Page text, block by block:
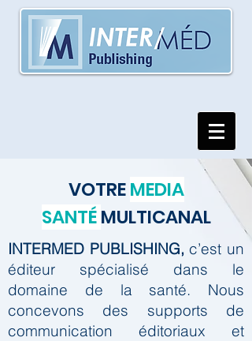
VOTREMEDIA
SANTÉMULTICANAL
INTERMED PUBLISHING, c’est un
éditeur spécialisé dans le
domaine de la santé. Nous
concevons des supports de
communication éditoriaux et